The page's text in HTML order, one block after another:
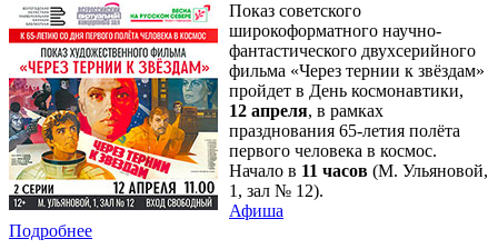
Показ советского
широкоформатного научно-
фантастического двухсерийного
фильма «Через тернии к звёздам»
пройдет в День космонавтики,
12 апреля, в рамках
празднования 65-летия полёта
первого человека в космос.
Начало в 11 часов (М. Ульяновой,
1, зал № 12).
Афиша
Подробнее